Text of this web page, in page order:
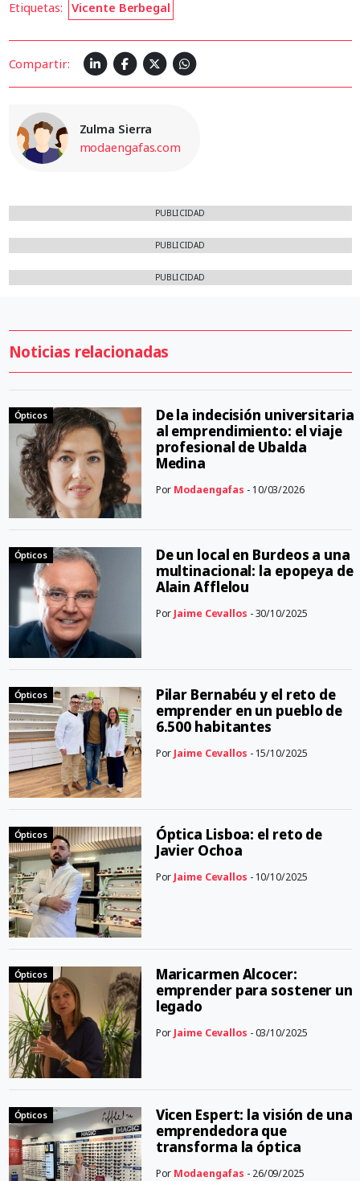
Etiquetas: Vicente Berbegal
Compartir:
Zulma Sierra
modaengafas.com
PUBLICIDAD
PUBLICIDAD
PUBLICIDAD
Noticias relacionadas
Ópticos
De la indecisión universitaria
al emprendimiento: el viaje
profesional de Ubalda
Medina
Por Modaengafas - 10/03/2026
Ópticos
De un local en Burdeos a una
multinacional: la epopeya de
Alain Afflelou
Por Jaime Cevallos - 30/10/2025
Ópticos
Pilar Bernabéu y el reto de
emprender en un pueblo de
6.500 habitantes
Por Jaime Cevallos - 15/10/2025
Ópticos
Óptica Lisboa: el reto de
Javier Ochoa
PorJaime Cevallos - 10/10/2025
Ópticos
Maricarmen Alcocer:
emprender para sostener un
legado
PorJaime Cevallos - 03/10/2025
Ópticos
Vicen Espert: la visión de una
emprendedora que
transforma la óptica
Por Modaengafas - 26/09/2025